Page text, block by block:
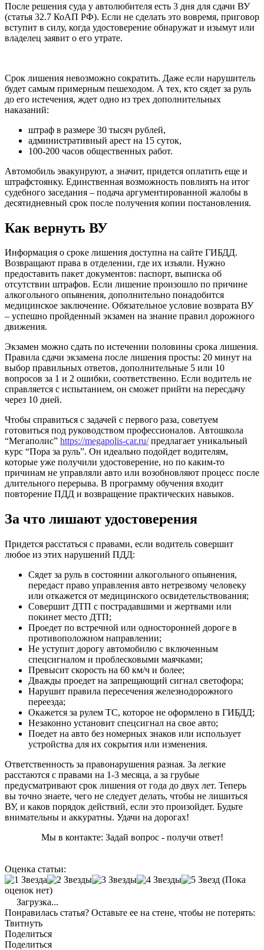
После решения суда у автолюбителя есть 3 дня для сдачи ВУ
(статья 32.7 КоАП РФ). Если не сделать это вовремя, приговор
вступит в силу, когда удостоверение обнаружат и изымут или
владелец заявит о его утрате.
Срок лишения невозможно сократить. Даже если нарушитель
будет самым примерным пешеходом. А тех, кто сядет за руль
до его истечения, ждет одно из трех дополнительных
наказаний:
штраф в размере 30 тысяч рублей,
административный арест на 15 суток,
100-200 часов общественных работ.
Автомобиль эвакуируют, а значит, придется оплатить еще и
штрафстоянку. Единственная возможность повлиять на итог
судебного заседания – подача аргументированной жалобы в
десятидневный срок после получения копии постановления.
Как вернуть ВУ
Информация о сроке лишения доступна на сайте ГИБДД.
Возвращают права в отделении, где их изъяли. Нужно
предоставить пакет документов: паспорт, выписка об
отсутствии штрафов. Если лишение произошло по причине
алкогольного опьянения, дополнительно понадобится
медицинское заключение. Обязательное условие возврата ВУ
– успешно пройденный экзамен на знание правил дорожного
движения.
Экзамен можно сдать по истечении половины срока лишения.
Правила сдачи экзамена после лишения просты: 20 минут на
выбор правильных ответов, дополнительные 5 или 10
вопросов за 1 и 2 ошибки, соответственно. Если водитель не
справляется с испытанием, он сможет прийти на пересдачу
через 10 дней.
Чтобы справиться с задачей с первого раза, советуем
готовиться под руководством профессионалов. Автошкола
“Мегаполис” https://megapolis-car.ru/предлагает уникальный
курс “Пора за руль”. Он идеально подойдет водителям,
которые уже получили удостоверение, но по каким-то
причинам не управляли авто или возобновляют процесс после
длительного перерыва. В программу обучения входит
повторение ПДД и возвращение практических навыков.
За что лишают удостоверения
Придется расстаться с правами, если водитель совершит
любое из этих нарушений ПДД:
Сядет за руль в состоянии алкогольного опьянения,
передаст право управления авто нетрезвому человеку
или откажется от медицинского освидетельствования;
Совершит ДТП с пострадавшими и жертвами или
покинет место ДТП;
Проедет по встречной или односторонней дороге в
противоположном направлении;
Не уступит дорогу автомобилю с включенным
спецсигналом и проблесковыми маячками;
Превысит скорость на 60 км/ч и более;
Дважды проедет на запрещающий сигнал светофора;
Нарушит правила пересечения железнодорожного
переезда;
Окажется за рулем ТС, которое не оформлено в ГИБДД;
Незаконно установит спецсигнал на свое авто;
Поедет на авто без номерных знаков или использует
устройства для их сокрытия или изменения.
Ответственность за правонарушения разная. За легкие
расстаются с правами на 1-3 месяца, а за грубые
предусматривают срок лишения от года до двух лет. Теперь
вы точно знаете, чего не следует делать, чтобы не лишиться
ВУ, и каков порядок действий, если это произойдет. Будьте
внимательны и аккуратны. Удачи на дорогах!
Мы в контакте: Задай вопрос - получи ответ!
Оценка статьи:
(Пока
оценок нет)
Загрузка...
Понравилась статья? Оставьте ее на стене, чтобы не потерять:
Твитнуть
Поделиться
Поделиться